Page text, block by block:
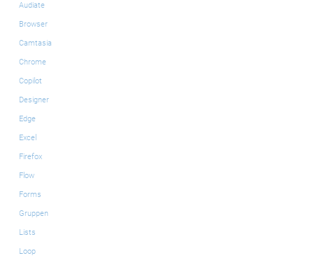
Audiate
Browser
Camtasia
Chrome
Copilot
Designer
Edge
Excel
Firefox
Flow
Forms
Gruppen
Lists
Loop